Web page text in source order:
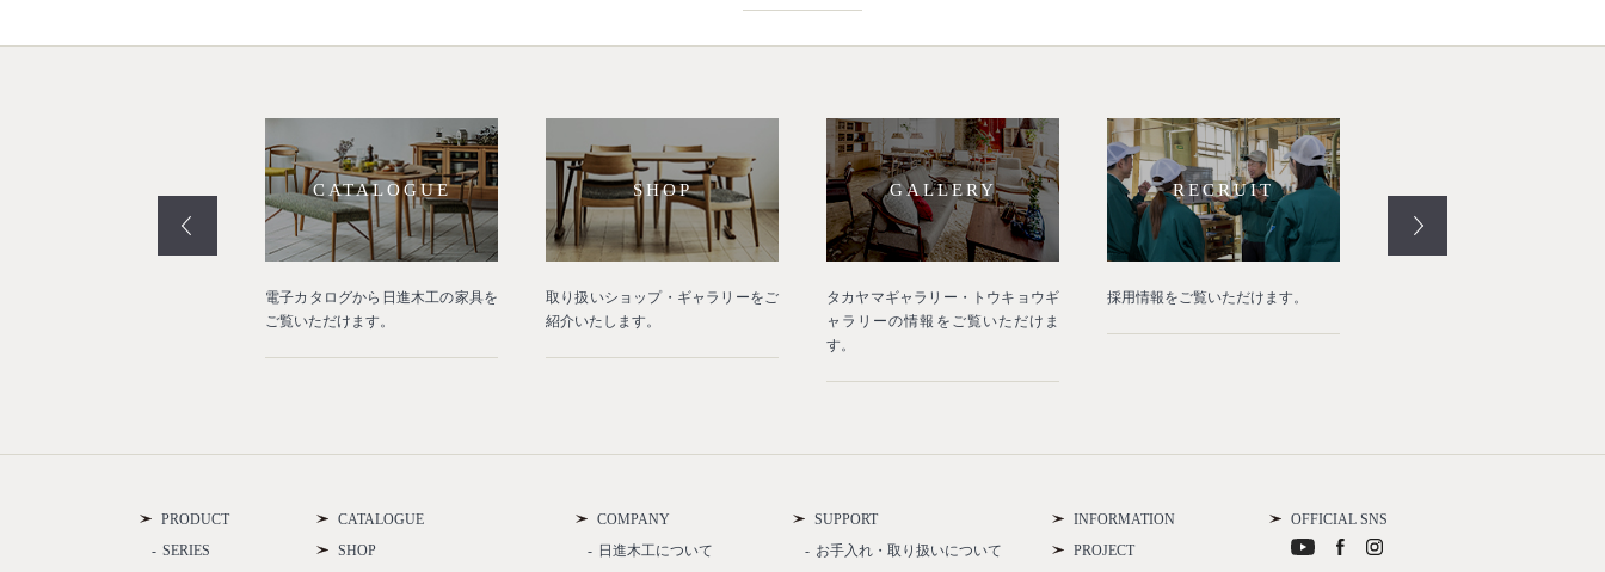
CATALOGUE
電子カタログから日進木工の家具を
ご覧いただけます。
SHOP
取り扱いショップ・ギャラリーをご
紹介いたします。
GALLERY
タカヤマギャラリー・トウキョウギ
ャラリーの情報をご覧いただけま
す。
RECRUIT
採用情報をご覧いただけます。
PRODUCT
SERIES
CATALOGUE
SHOP
COMPANY
日進木工について
SUPPORT
お手入れ・取り扱いについて
INFORMATION
PROJECT
OFFICIAL SNS